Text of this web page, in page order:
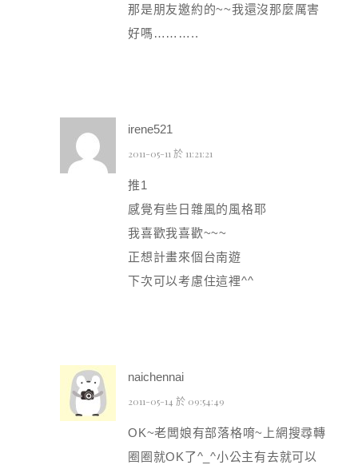
那是朋友邀約的~~我還沒那麼厲害
好嗎………..
irene521
2011-05-11 於 11:21:21
推1
感覺有些日雜風的風格耶
我喜歡我喜歡~~~
正想計畫來個台南遊
下次可以考慮住這裡^^
naichennai
2011-05-14 於 09:54:49
OK~老闆娘有部落格唷~上網搜尋轉
圈圈就OK了^_^小公主有去就可以